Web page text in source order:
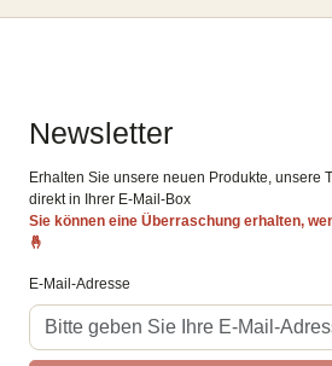
Newsletter
Erhalten Sie unsere neuen Produkte, unsere
direkt in Ihrer E-Mail-Box
Sie können eine Überraschung erhalten,
🤞
E-Mail-Adresse